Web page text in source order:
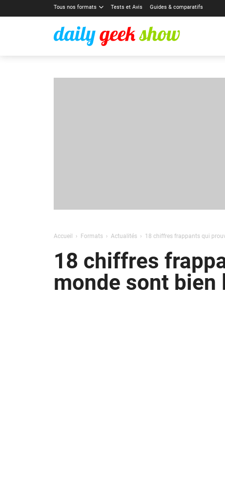
Tous nos formats Tests et Avis Guides & comparatifs
Accueil Formats Actualités 18 chiffres frappants qui
18 chiffres
monde sont bien